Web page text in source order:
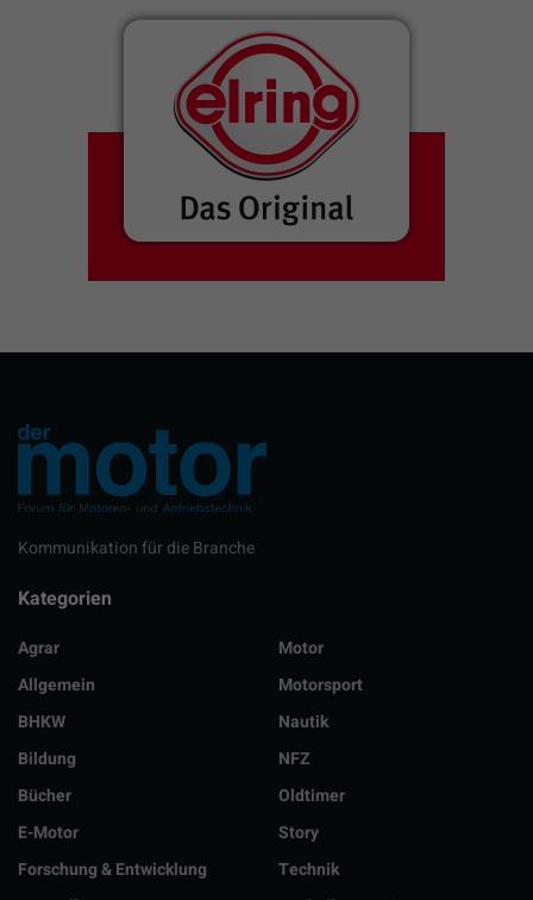
Kommunikation für die Branche
Kategorien
Agrar
Allgemein
BHKW
Bildung
Bücher
E-Motor
Forschung & Entwicklung
Motor
Motorsport
Nautik
NFZ
Oldtimer
Story
Technik